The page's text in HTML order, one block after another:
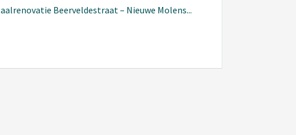
Beerveldestraat – Nieuwe Molens...